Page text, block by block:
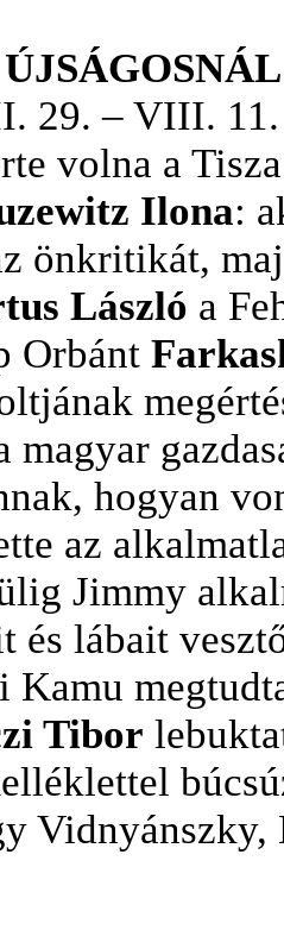
29. – VIII. 11.
volna a
Ilona:
önkritikát,
László a
Orbánt
magyar
hogyan
az
Jimmy
és lábait
Kamu
Tibor
Vidnyánszky,